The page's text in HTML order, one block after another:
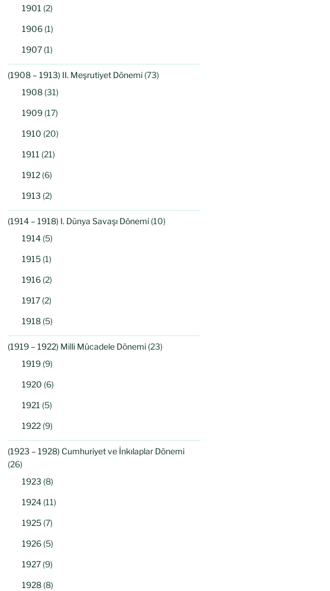
1901 (2)
1906(1)
1907(1)
(1908 – 1913) II. Meşrutiyet Dönemi(73)
1908(31)
1909(17)
1910 (20)
1911 (21)
1912(6)
1913 (2)
(1914 – 1918) I. Dünya Savaşı Dönemi(10)
1914(5)
1915(1)
1916(2)
1917(2)
1918(5)
(1919 – 1922) Milli Mücadele Dönemi(23)
1919(9)
1920 (6)
1921 (5)
1922(9)
(1923 – 1928) Cumhuriyet ve İnkılaplar Dönemi
(26)
1923 (8)
1924(11)
1925(7)
1926(5)
1927(9)
1928(8)